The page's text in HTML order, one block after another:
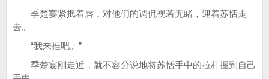
季楚宴紧抿着唇，对他们的调侃视若无睹，迎着苏恬走
去。
“我来推吧。”
季楚宴刚走近，就不容分说地将苏恬手中的拉杆握到自己